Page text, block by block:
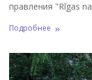
правления "Rīgas
Подробнее